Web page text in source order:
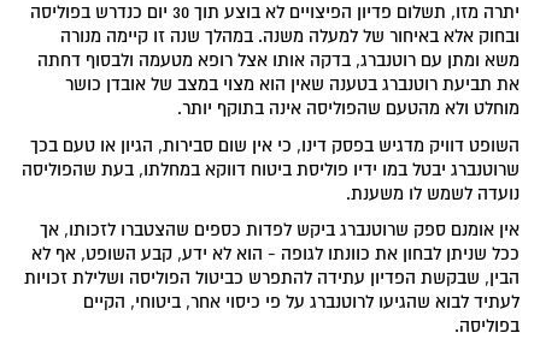
יתרה מזו, תשלום פדיון הפיצויים לא בוצע תוך 30 יום כנדרש בפוליסה
ובחוק אלא באיחור של למעלה משנה. במהלך שנה זו קיימה מנורה
משא ומתן עם רוטנברג, בדקה אותו אצל רופא מטעמה ולבסוף דחתה
את תביעת רוטנברג בטענה שאין הוא מצוי במצב של אובדן כושר
מוחלט ולא מהטעם שהפוליסה אינה בתוקף יותר.
השופט דוויק מדגיש בפסק דינו, כי אין שום סבירות, הגיון או טעם בכך
שרוטנברג יבטל במו ידיו פוליסת ביטוח דווקא במחלתו, בעת שהפוליסה
נועדה לשמש לו משענת.
אין אומנם ספק שרוטנברג ביקש לפדות כספים שהצטברו לזכותו, אך
ככל שניתן לבחון את כוונתו לגופה - הוא לא ידע, קבע השופט, אף לא
הבין, שבקשת הפדיון עתידה להתפרש כביטול הפוליסה ושלילת זכויות
לעתיד לבוא שהגיעו לרוטנברג על פי כיסוי אחר, ביטוחי, הקיים
בפוליסה.